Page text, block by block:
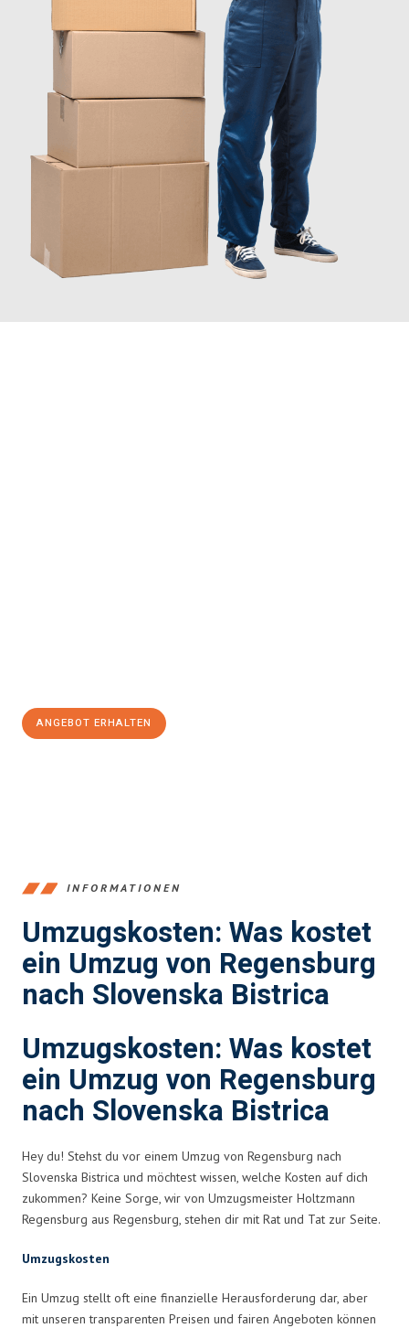
ANGEBOT ERHALTEN
INFORMATIONEN
Umzugskosten: Was kostet
ein Umzug von Regensburg
nach Slovenska Bistrica
Umzugskosten: Was kostet
ein Umzug von Regensburg
nach Slovenska Bistrica
Hey du! Stehst du vor einem Umzug von Regensburg nach
Slovenska Bistrica und möchtest wissen, welche Kosten auf dich
zukommen? Keine Sorge, wir von Umzugsmeister Holtzmann
Regensburg aus Regensburg, stehen dir mit Rat und Tat zur Seite.
Umzugskosten
Ein Umzug stellt oft eine finanzielle Herausforderung dar, aber
mit unseren transparenten Preisen und fairen Angeboten können